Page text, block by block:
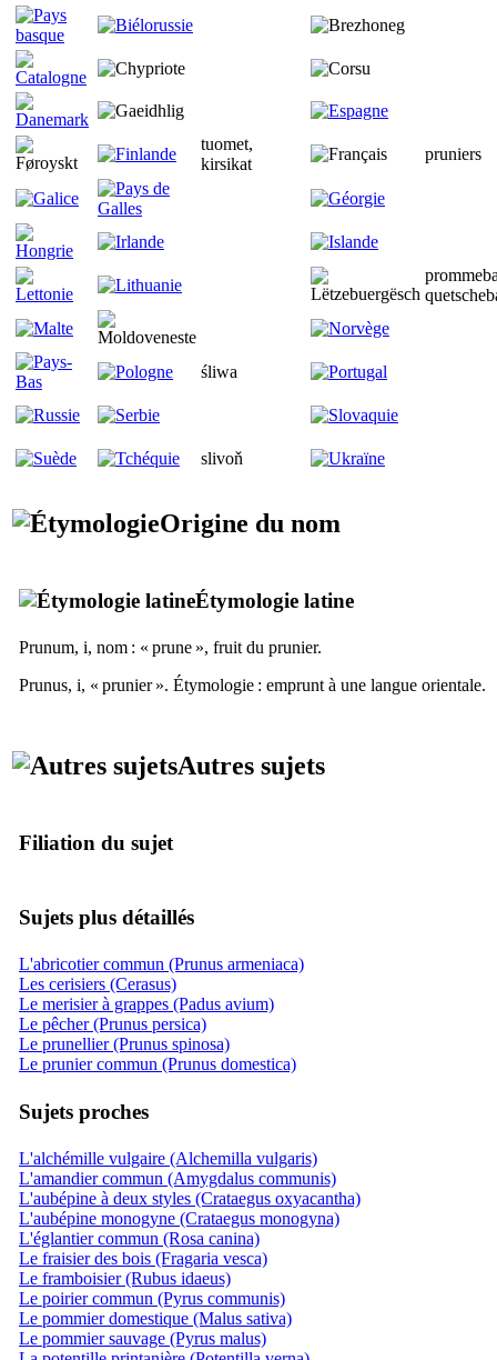
tuomet,
kirsikat
pruniers
śliwa
slivoň
Origine du nom
Étymologie latine
Prunum, i, nom : « prune », fruit du prunier.
Prunus, i, « prunier ». Étymologie : emprunt à une langue orientale.
Autres sujets
Filiation du sujet
Sujets plus détaillés
L'abricotier commun (Prunus armeniaca)
Les cerisiers (Cerasus)
Le merisier à grappes (Padus avium)
Le pêcher (Prunus persica)
Le prunellier (Prunus spinosa)
Le prunier commun (Prunus domestica)
Sujets proches
L'alchémille vulgaire (Alchemilla vulgaris)
L'amandier commun (Amygdalus communis)
L'aubépine à deux styles (Crataegus oxyacantha)
L'aubépine monogyne (Crataegus monogyna)
L'églantier commun (Rosa canina)
Le fraisier des bois (Fragaria vesca)
Le framboisier (Rubus idaeus)
Le poirier commun (Pyrus communis)
Le pommier domestique (Malus sativa)
Le pommier sauvage (Pyrus malus)